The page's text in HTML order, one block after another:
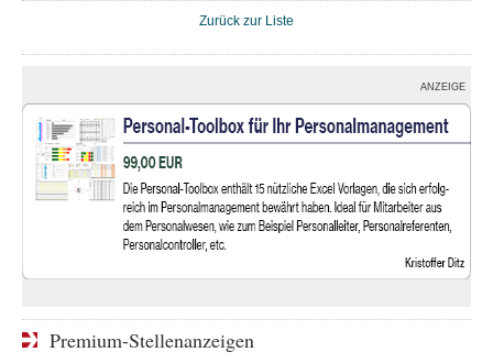
Zurück zur Liste
ANZEIGE
Premium-Stellenanzeigen